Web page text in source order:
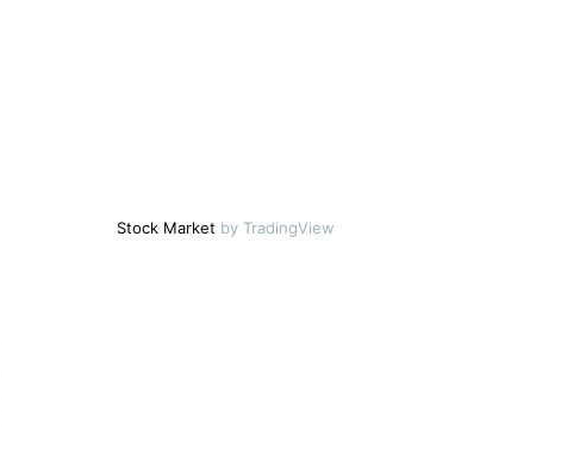
Stock Marketby TradingView